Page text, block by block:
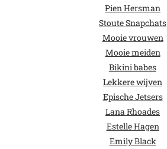
Pien Hersman
Stoute Snapchats
Mooie vrouwen
Mooie meiden
Bikini babes
Lekkere wijven
Epische Jetsers
Lana Rhoades
Estelle Hagen
Emily Black